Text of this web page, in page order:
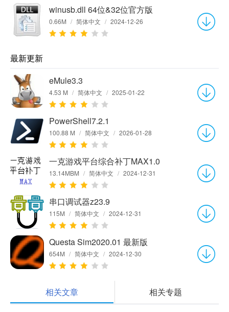
winusb.dll 64位&32位官方版
0.66M / 简体中文 / 2024-12-26
最新更新
eMule3.3
4.53 M / 简体中文 / 2025-01-22
PowerShell7.2.1
100.88 M / 简体中文 / 2026-01-28
一克游戏平台综合补丁MAX1.0
13.14MBM / 简体中文 / 2024-12-31
串口调试器z23.9
115M / 简体中文 / 2024-12-31
Questa Sim2020.01 最新版
654M / 简体中文 / 2024-12-30
相关文章 相关专题